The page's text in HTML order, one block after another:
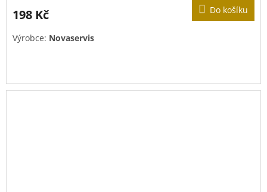
198 Kč Do košíku
Výrobce: Novaservis